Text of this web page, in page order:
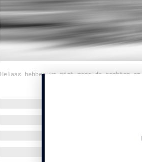
Helaas hebben we niet meer de rechten